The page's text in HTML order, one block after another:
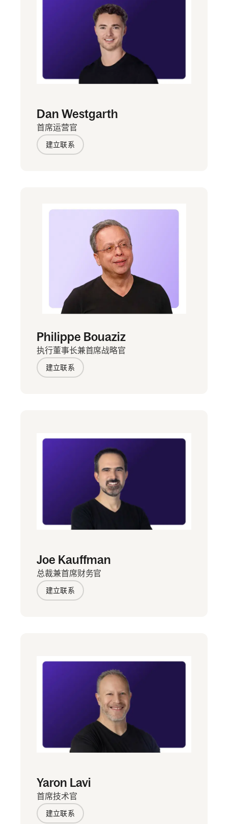
Dan Westgarth
首席运营官
建立联系
Philippe Bouaziz
执行董事长兼首席战略官
建立联系
Joe Kauffman
总裁兼首席财务官
建立联系
Yaron Lavi
首席技术官
建立联系